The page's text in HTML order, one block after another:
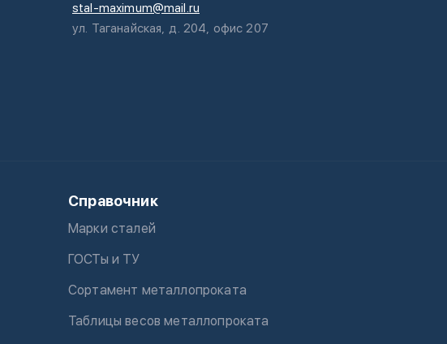
stal-maximum@mail.ru
ул. Таганайская, д. 204, офис 207
Справочник
Марки сталей
ГОСТы и ТУ
Сортамент металлопроката
Таблицы весов металлопроката